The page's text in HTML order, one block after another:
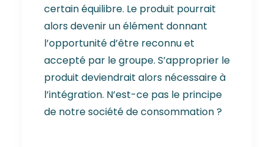
certain équilibre. Le produit pourrait
alors devenir un élément donnant
l’opportunité d’être reconnu et
accepté par le groupe. S’approprier le
produit deviendrait alors nécessaire à
l’intégration. N’est-ce pas le principe
de notre société de consommation ?